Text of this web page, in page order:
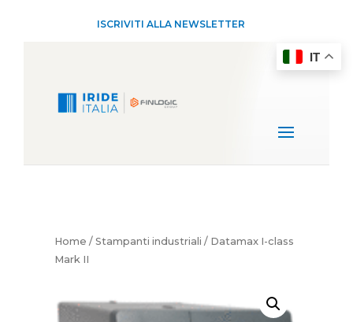
ISCRIVITI ALLA NEWSLETTER
Home / Stampanti industriali / Datamax I-class
Mark II
IT